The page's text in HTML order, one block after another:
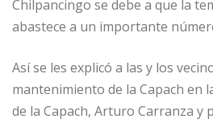
Chilpancingo se debe a que la
abastece a un importante
Así se les explicó a las y los
mantenimiento de la Capach en
de la Capach, Arturo Carranza